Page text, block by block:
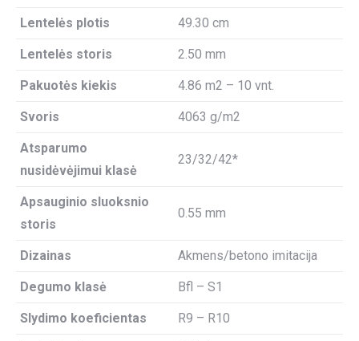
Lentelės plotis 49.30 cm
Lentelės storis 2.50 mm
Pakuotės kiekis 4.86 m2 – 10 vnt.
Svoris 4063 g/m2
Atsparumo
nusidėvėjimui klasė
23/32/42*
Apsauginio sluoksnio
storis
0.55 mm
Dizainas Akmens/betono imitacija
Degumo klasė Bfl – S1
Slydimo koeficientas R9 – R10